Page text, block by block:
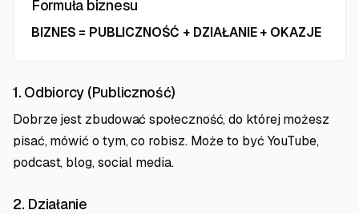
Formuła biznesu
BIZNES = PUBLICZNOŚĆ + DZIAŁANIE + OKAZJE
1. Odbiorcy (Publiczność)
Dobrze jest zbudować społeczność, do której możesz
pisać, mówić o tym, co robisz. Może to być YouTube,
podcast, blog, social media.
2. Działanie